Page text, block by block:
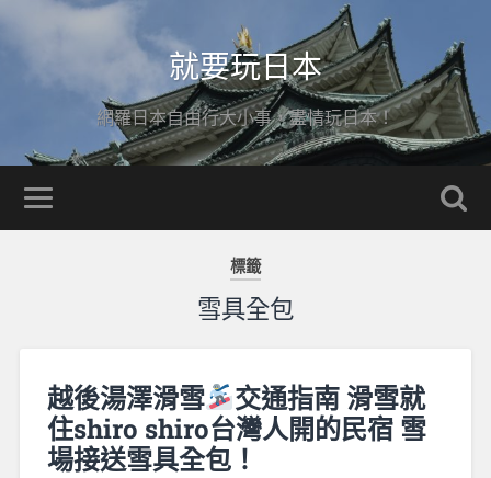
就要玩日本
網羅日本自由行大小事，盡情玩日本！
標籤
雪具全包
越後湯澤滑雪
交通指南 滑雪就
住shiro shiro台灣人開的民宿 雪
場接送雪具全包！